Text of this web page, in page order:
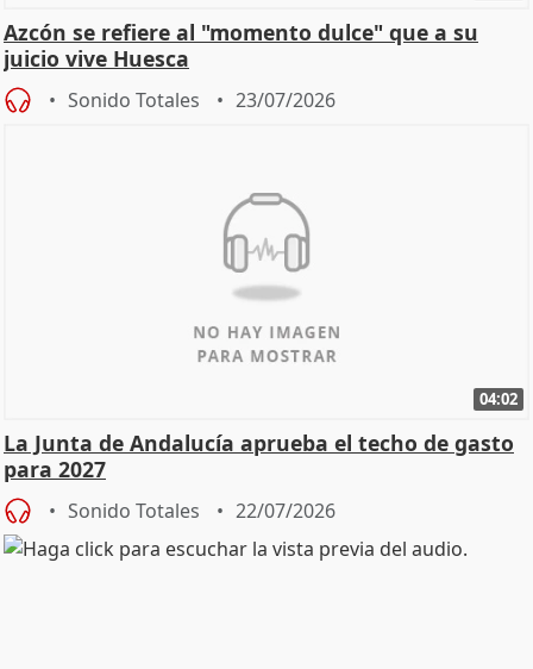
Azcón se refiere al "momento dulce" que a su
juicio vive Huesca
Sonido Totales 23/07/2026
04:02
La Junta de Andalucía aprueba el techo de gasto
para 2027
Sonido Totales 22/07/2026